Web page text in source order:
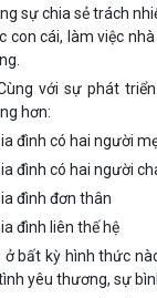
sự chia sẻ trách
con cái, làm việc
với sự phát
hơn:
đình có hai người
đình có hai người
đình đơn thân
đình liên thế hệ
ở bất kỳ hình thức
yêu thương, sự